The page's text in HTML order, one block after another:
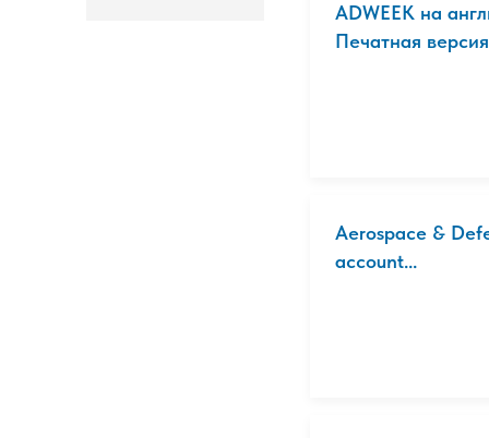
ADWEEK на
Печатная версия
Aerospace &
account...